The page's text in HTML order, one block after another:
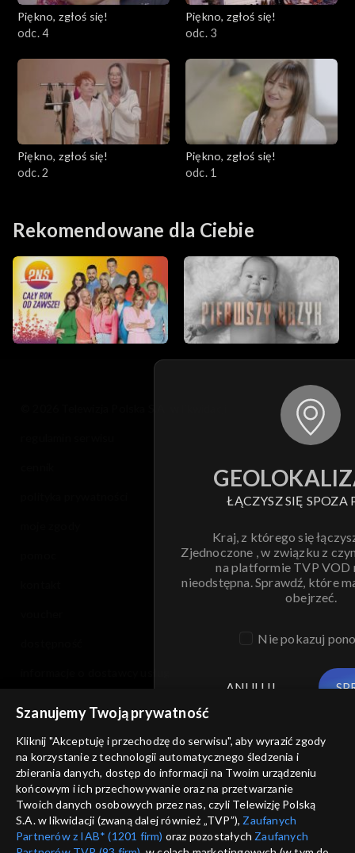
Piękno, zgłoś się!
odc. 4
Piękno, zgłoś się!
odc. 3
Piękno, zgłoś się!
odc. 2
Piękno, zgłoś się!
odc. 1
Rekomendowane dla Ciebie
ŁĄCZYSZ SIĘ SPOZA
Kraj, z którego się
Zjednoczone , w związku z
na platformie TVP VOD
nieodstępna. Sprawdź, które
obejrzeć.
Nie pokazuj
ANULUJ
Szanujemy Twoją prywatność
Kliknij "Akceptuję i przechodzę do serwisu", aby wyrazić zgody
na korzystanie z technologii automatycznego śledzenia i
zbierania danych, dostęp do informacji na Twoim urządzeniu
końcowym i ich przechowywanie oraz na przetwarzanie
Twoich danych osobowych przez nas, czyli Telewizję Polską
S.A. w likwidacji (zwaną dalej również „TVP”), Zaufanych
Partnerów z IAB* (1201 firm) oraz pozostałych Zaufanych